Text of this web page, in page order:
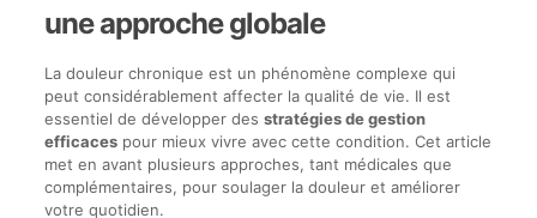
une approche globale
La douleur chronique est un phénomène complexe qui
peut considérablement affecter la qualité de vie. Il est
essentiel de développer des stratégies de gestion
efficacespour mieux vivre avec cette condition. Cet article
met en avant plusieurs approches, tant médicales que
complémentaires, pour soulager la douleur et améliorer
votre quotidien.